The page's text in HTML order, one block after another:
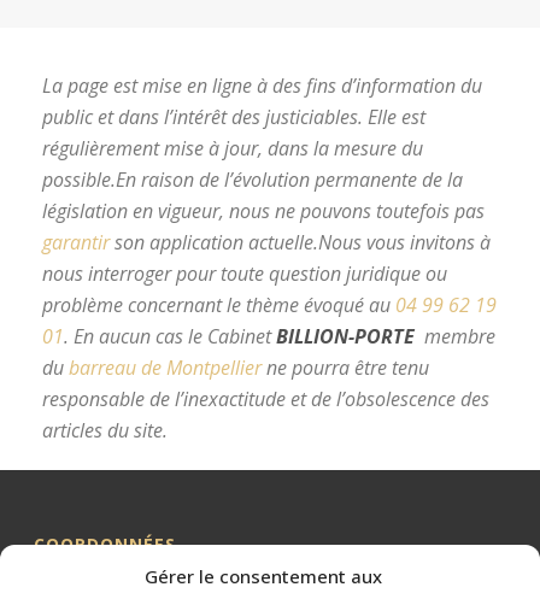
Gérer le consentement aux
La page est mise en ligne à des fins d’information du
public et dans l’intérêt des justiciables. Elle est
régulièrement mise à jour, dans la mesure du
possible.En raison de l’évolution permanente de la
législation en vigueur, nous ne pouvons toutefois pas
garantirson application actuelle.Nous vous invitons à
nous interroger pour toute question juridique ou
problème concernant le thème évoqué au 04 99 62 19
01. En aucun cas le CabinetBILLION-PORTE membre
dubarreau de Montpellierne pourra être tenu
responsable de l’inexactitude et de l’obsolescence des
articles du site.
COORDONNÉES
Me BILLION-PORTE